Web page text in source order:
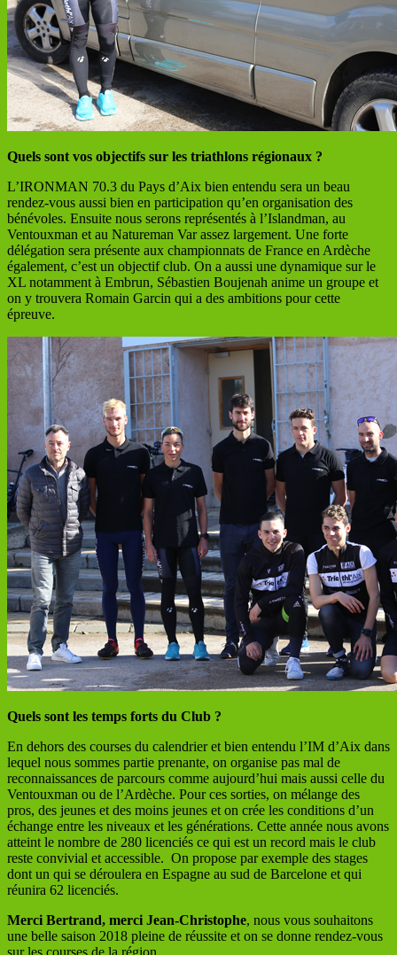
Quels sont vos objectifs sur les triathlons régionaux ?
L’IRONMAN 70.3 du Pays d’Aix bien entendu sera un beau
rendez-vous aussi bien en participation qu’en organisation des
bénévoles. Ensuite nous serons représentés à l’Islandman, au
Ventouxman et au Natureman Var assez largement. Une forte
délégation sera présente aux championnats de France en Ardèche
également, c’est un objectif club. On a aussi une dynamique sur le
XL notamment à Embrun, Sébastien Boujenah anime un groupe et
on y trouvera Romain Garcin qui a des ambitions pour cette
épreuve.
Quels sont les temps forts du Club ?
En dehors des courses du calendrier et bien entendu l’IM d’Aix dans
lequel nous sommes partie prenante, on organise pas mal de
reconnaissances de parcours comme aujourd’hui mais aussi celle du
Ventouxman ou de l’Ardèche. Pour ces sorties, on mélange des
pros, des jeunes et des moins jeunes et on crée les conditions d’un
échange entre les niveaux et les générations. Cette année nous avons
atteint le nombre de 280 licenciés ce qui est un record mais le club
reste convivial et accessible. On propose par exemple des stages
dont un qui se déroulera en Espagne au sud de Barcelone et qui
réunira 62 licenciés.
Merci Bertrand, merci Jean-Christophe, nous vous souhaitons
une belle saison 2018 pleine de réussite et on se donne rendez-vous